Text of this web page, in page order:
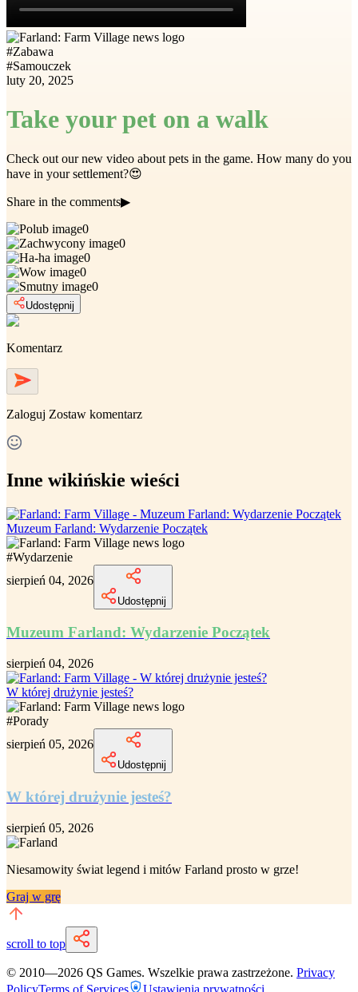
#Zabawa
#Samouczek
luty 20, 2025
Take your pet on a walk
Check out our new video about pets in the game. How many do you
have in your settlement?😍
Share in the comments▶
0
0
0
0
0
Udostępnij
Komentarz
Zaloguj Zostaw komentarz
Inne wikińskie wieści
Muzeum Farland: Wydarzenie Początek
#Wydarzenie
sierpień 04, 2026
Udostępnij
Muzeum Farland: Wydarzenie Początek
sierpień 04, 2026
W której drużynie jesteś?
#Porady
sierpień 05, 2026
Udostępnij
W której drużynie jesteś?
sierpień 05, 2026
Niesamowity świat legend i mitów Farland prosto w grze!
Graj w grę
scroll to top
© 2010—2026 QS Games. Wszelkie prawa zastrzeżone. Privacy
PolicyTerms of Services Ustawienia prywatności